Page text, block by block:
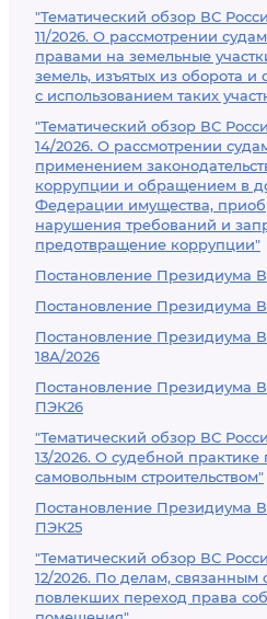
"Тематический обзор ВС
11/2026. О рассмотрении
правами на земельные
земель, изъятых из оборота и
с использованием таких
"Тематический обзор ВС
14/2026. О рассмотрении
применением
коррупции и обращением в
Федерации имущества,
нарушения требований и
предотвращение коррупции"
Постановление Президиума
Постановление Президиума
Постановление Президиума
18А/2026
Постановление Президиума
ПЭК26
"Тематический обзор ВС
13/2026. О судебной
самовольным строительством"
Постановление Президиума
ПЭК25
"Тематический обзор ВС
12/2026. По делам, связанным
повлекших переход права